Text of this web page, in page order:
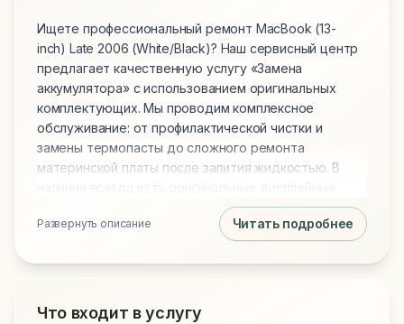
Ищете профессиональный ремонт MacBook (13-
inch) Late 2006 (White/Black)? Наш сервисный центр
предлагает качественную услугу «Замена
аккумулятора» с использованием оригинальных
комплектующих. Мы проводим комплексное
обслуживание: от профилактической чистки и
замены термопасты до сложного ремонта
материнской платы после залития жидкостью. В
модули, новые аккумуляторы и клавиатуры для
всех моделей. Обращаясь к нам, вы получаете
вашего устройства.
Развернуть описание Читать подробнее
Что входит в услугу